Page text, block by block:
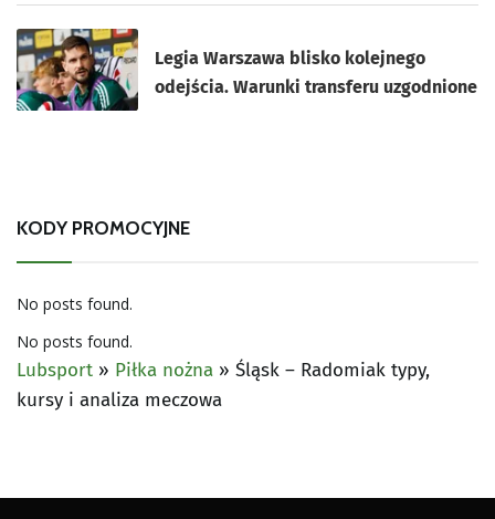
Legia Warszawa blisko kolejnego
odejścia. Warunki transferu uzgodnione
KODY PROMOCYJNE
No posts found.
No posts found.
Lubsport » Piłka nożna » Śląsk – Radomiak typy,
kursy i analiza meczowa